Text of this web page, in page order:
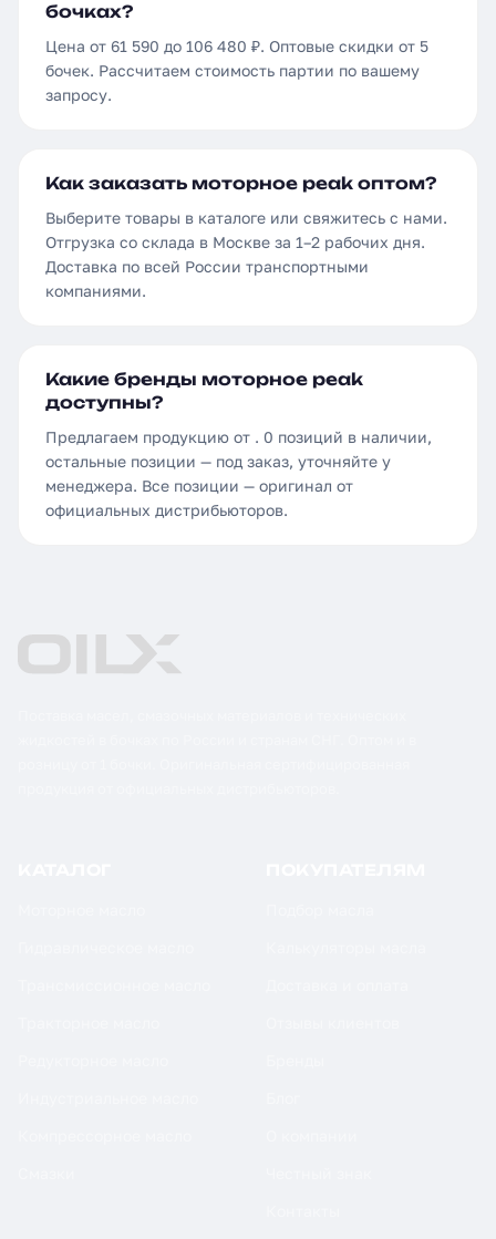
бочках?
Цена от 61 590 до 106 480 ₽. Оптовые скидки от 5
бочек. Рассчитаем стоимость партии по вашему
запросу.
Как заказать моторное peak оптом?
Выберите товары в каталоге или свяжитесь с нами.
Отгрузка со склада в Москве за 1–2 рабочих дня.
Доставка по всей России транспортными
компаниями.
Какие бренды моторное peak
доступны?
Предлагаем продукцию от . 0 позиций в наличии,
остальные позиции — под заказ, уточняйте у
менеджера. Все позиции — оригинал от
официальных дистрибьюторов.